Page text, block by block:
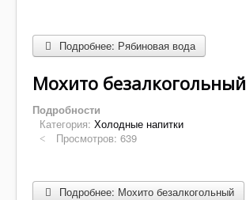
Подробнее: Рябиновая вода
Мохито безалкогольный
Подробности
Категория: Холодные напитки
Просмотров: 639
Подробнее: Мохито безалкогольный